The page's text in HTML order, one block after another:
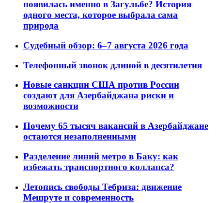
появилась именно в Загульбе? История
одного места, которое выбрала сама
природа
Судебный обзор: 6–7 августа 2026 года
Телефонный звонок длиной в десятилетия
Новые санкции США против России
создают для Азербайджана риски и
возможности
Почему 65 тысяч вакансий в Азербайджане
остаются незаполненными
Разделение линий метро в Баку: как
избежать транспортного коллапса?
Летопись свободы Тебриза: движение
Мешруте и современность